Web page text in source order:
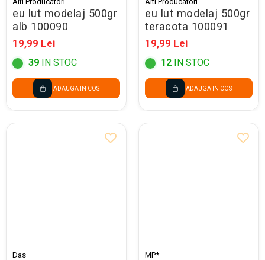
Seturi Creative pentru Copii
Stampile Copii
eu lut modelaj 500gr
alb 100090
19,99 Lei
39 IN STOC
ADAUGA IN COS
eu lut modelaj 500gr
teracota 100091
19,99 Lei
12 IN STOC
ADAUGA IN COS
Das MP*